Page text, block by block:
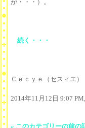
が・・・）。
続く・・・
Ｃｅｃｙｅ（セスィエ）
2014年11月12日 9:07 PM,
« このカテゴリーの前の